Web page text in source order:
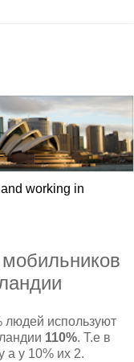
working in
людей используют
110%. Т.е в
а у 10% их 2.